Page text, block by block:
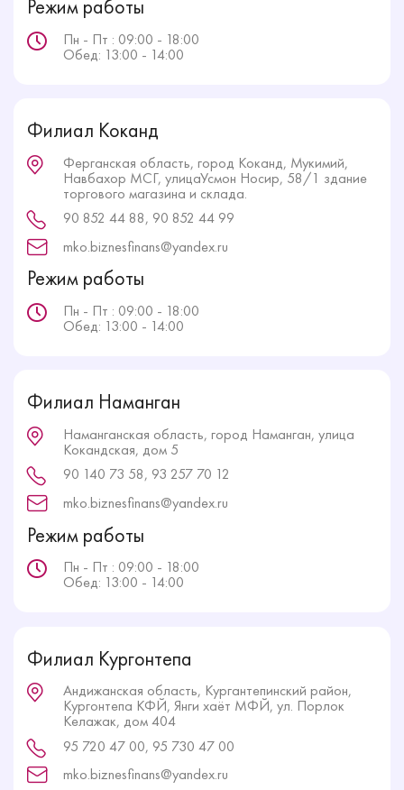
Режим работы
Пн - Пт : 09:00 - 18:00
Обед: 13:00 - 14:00
Филиал Коканд
Ферганская область, город Коканд, Мукимий,
Навбахор МСГ, улицаУсмон Носир, 58/1 здание
торгового магазина и склада.
90 852 44 88, 90 852 44 99
mko.biznesfinans@yandex.ru
Режим работы
Пн - Пт : 09:00 - 18:00
Обед: 13:00 - 14:00
Филиал Наманган
Наманганская область, город Наманган, улица
Кокандская, дом 5
90 140 73 58, 93 257 70 12
mko.biznesfinans@yandex.ru
Режим работы
Пн - Пт : 09:00 - 18:00
Обед: 13:00 - 14:00
Филиал Кургонтепа
Андижанская область, Кургантепинский район,
Кургонтепа КФЙ, Янги хаёт МФЙ, ул. Порлок
Келажак, дом 404
95 720 47 00, 95 730 47 00
mko.biznesfinans@yandex.ru